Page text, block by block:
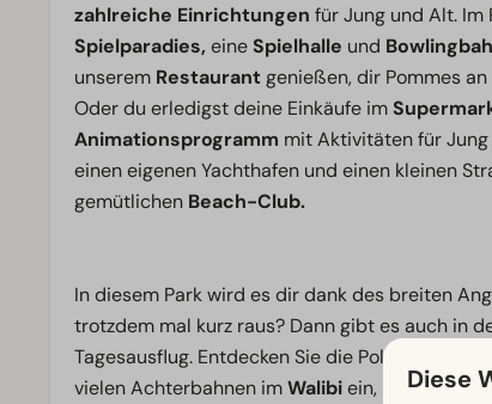
zahlreiche Einrichtungen für Jung und Alt.
Spielparadies, eine Spielhalle und
unserem Restaurantgenießen, dir Pommes
Oder du erledigst deine Einkäufe im
Animationsprogramm mit Aktivitäten für
einen eigenen Yachthafen und einen kleinen
gemütlichen Beach-Club.
In diesem Park wird es dir dank des breiten
trotzdem mal kurz raus? Dann gibt es auch in
Tagesausflug. Entdecken Sie die
vielen Achterbahnen imWalibiein, besuchen
Diese